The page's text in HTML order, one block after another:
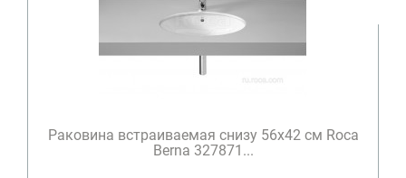
Раковина встраиваемая снизу 56x42 см Roca
Berna 327871...